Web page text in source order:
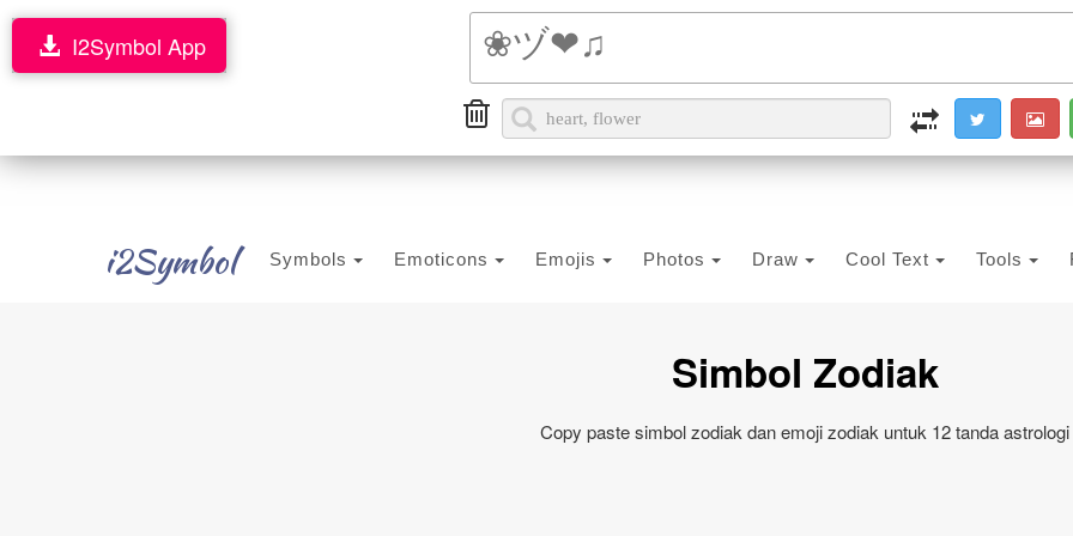
i2Symbol Symbols Emoticons Emojis Photos Draw Cool Text Tools
I2Symbol App
Simbol Zodiak
Copy paste simbol zodiak dan emoji zodiak untuk 12 tanda astrologi